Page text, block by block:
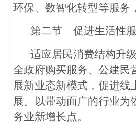
环保、数智化转型等服务
第二节 促进生活性
适应居民消费结构升
全政府购买服务、公建民
展新业态新模式，促进
展。以带动面广的行业
务业新增长点。